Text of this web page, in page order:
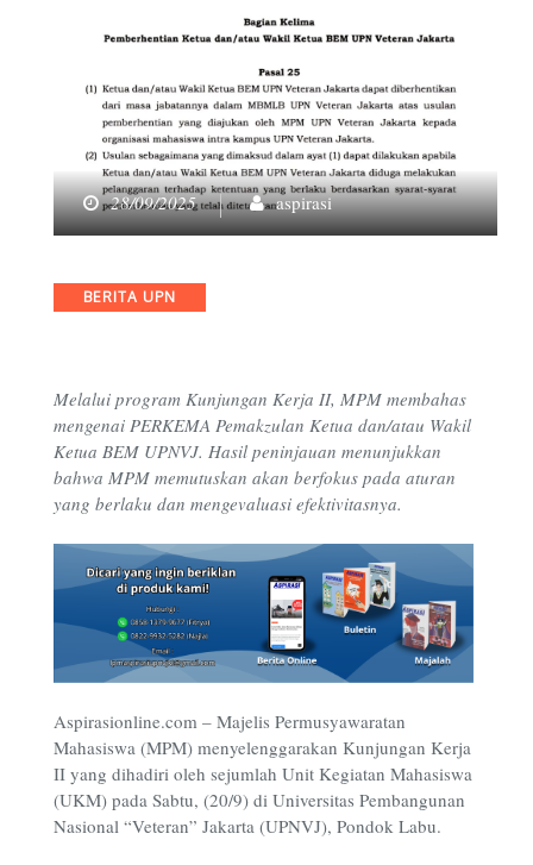
28/09/2025 aspirasi
Categories
BERITA UPN
Melalui program Kunjungan Kerja II, MPM membahas
mengenai PERKEMA Pemakzulan Ketua dan/atau Wakil
Ketua BEM UPNVJ. Hasil peninjauan menunjukkan
bahwa MPM memutuskan akan berfokus pada aturan
yang berlaku dan mengevaluasi efektivitasnya.
Aspirasionline.com – Majelis Permusyawaratan
Mahasiswa (MPM) menyelenggarakan Kunjungan Kerja
II yang dihadiri oleh sejumlah Unit Kegiatan Mahasiswa
(UKM) pada Sabtu, (20/9) di Universitas Pembangunan
Nasional “Veteran” Jakarta (UPNVJ), Pondok Labu.